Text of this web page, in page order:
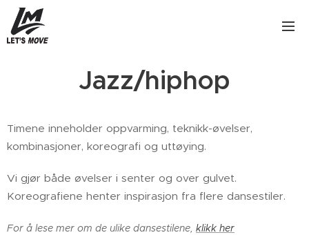
Jazz/hiphop
Timene inneholder oppvarming, teknikk-øvelser,
kombinasjoner, koreografi og uttøying.
Vi gjør både øvelser i senter og over gulvet.
Koreografiene henter inspirasjon fra flere dansestiler.
For å lese mer om de ulike dansestilene, klikk her